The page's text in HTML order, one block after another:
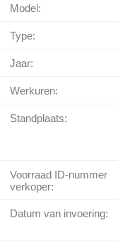
Model:
Type:
Jaar:
Werkuren:
Standplaats:
Voorraad ID-nummer
verkoper:
Datum van invoering: